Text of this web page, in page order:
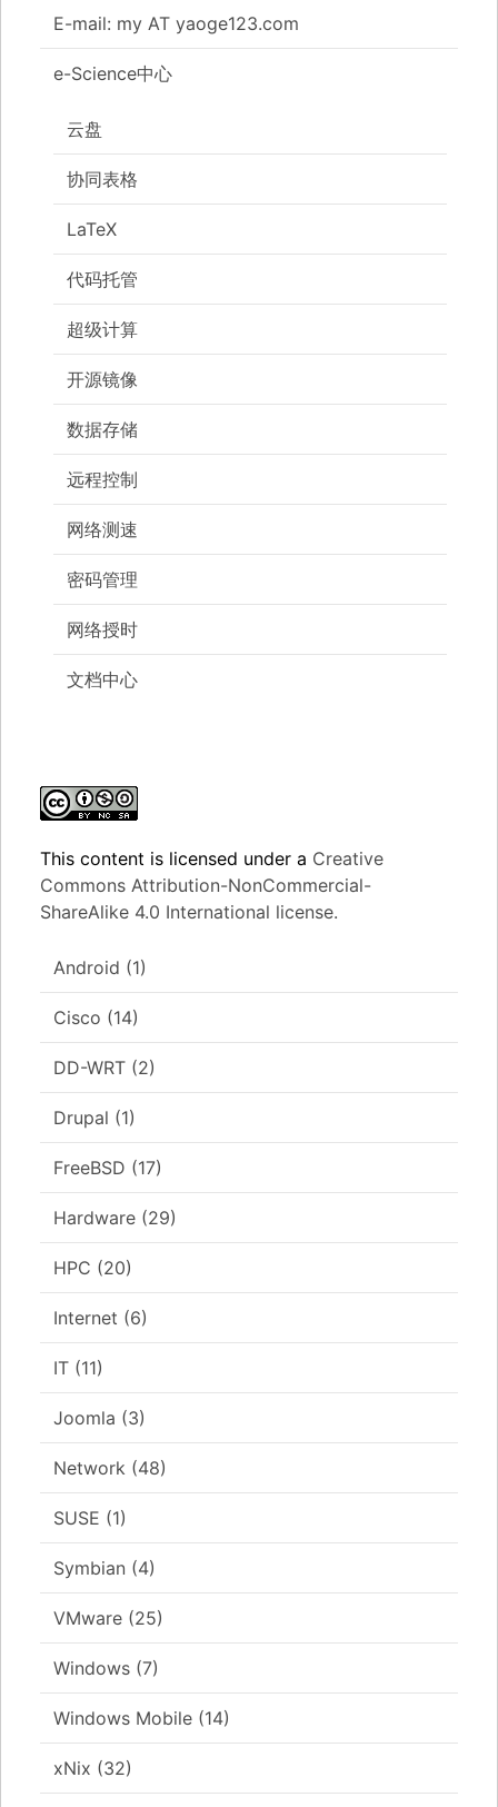
E-mail: my AT yaoge123.com
e-Science中心
云盘
协同表格
LaTeX
代码托管
超级计算
开源镜像
数据存储
远程控制
网络测速
密码管理
网络授时
文档中心
This content is licensed under a Creative
Commons Attribution-NonCommercial-
ShareAlike 4.0 International license.
Android (1)
Cisco (14)
DD-WRT (2)
Drupal (1)
FreeBSD (17)
Hardware (29)
HPC (20)
Internet (6)
IT (11)
Joomla (3)
Network (48)
SUSE (1)
Symbian (4)
VMware (25)
Windows (7)
Windows Mobile (14)
xNix (32)